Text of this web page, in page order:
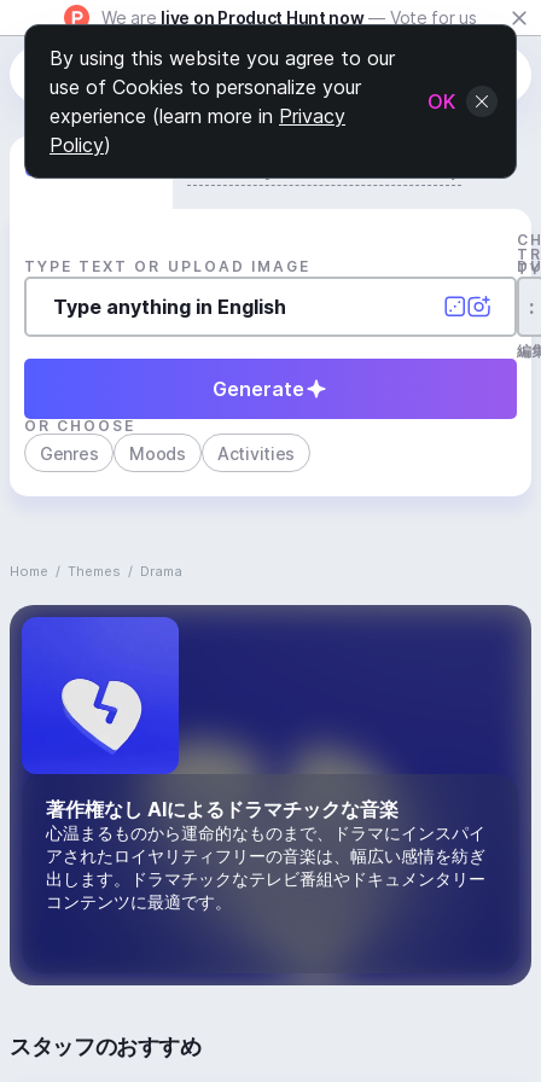
We are live on Product Hunt now — Vote for us
Generate Track
TYPE TEXT OR UPLOAD IMAGE
:
編
Generate
OR CHOOSE
Genres Moods Activities
Home / Themes / Drama
著作権なし AIによるドラマチックな音楽
心温まるものから運命的なものまで、ドラマにインスパイ
アされたロイヤリティフリーの音楽は、幅広い感情を紡ぎ
出します。ドラマチックなテレビ番組やドキュメンタリー
コンテンツに最適です。
スタッフのおすすめ
By using this website you agree to our
use of Cookies to personalize your
experience (learn more in Privacy
Policy)
OK